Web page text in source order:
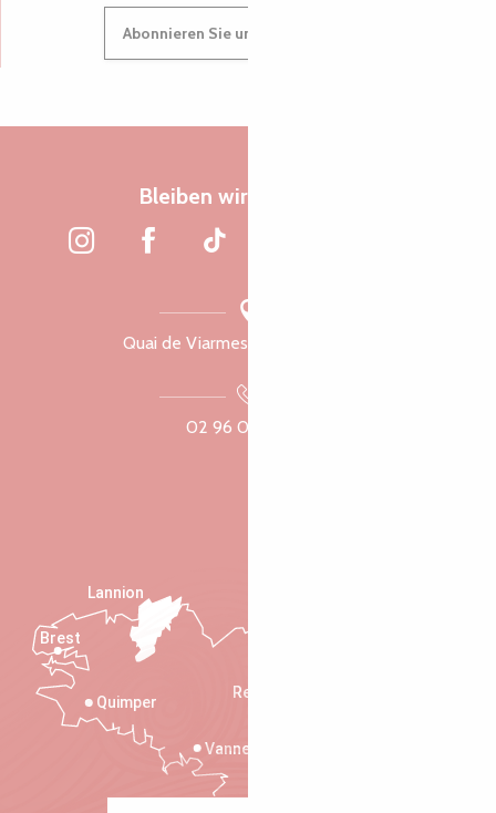
Abonnieren Sie unseren Newsletter
Bleiben wir verbunden
Quai de Viarmes, 22300 Lannion
02 96 05 60 70
Rennes
Vannes
Quimper
Lannion
Brest